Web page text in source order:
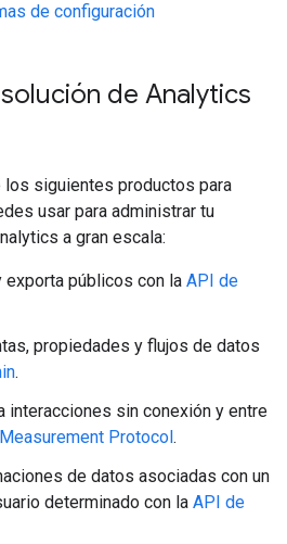
de configuración
de Analytics
siguientes productos para
usar para administrar tu
a gran escala:
exporta públicos con la API de
propiedades y flujos de datos
.
interacciones sin conexión y entre
Measurement Protocol.
de datos asociadas con un
determinado con la API de